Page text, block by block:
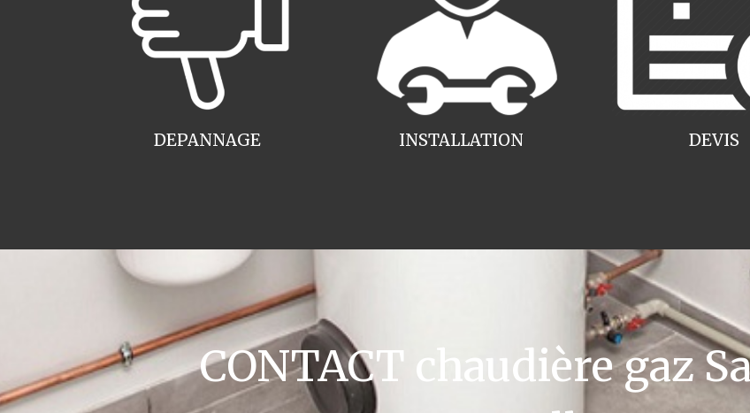
INSTALLATION
DEPANNAGE DEVIS
CONTACT chaudière gaz